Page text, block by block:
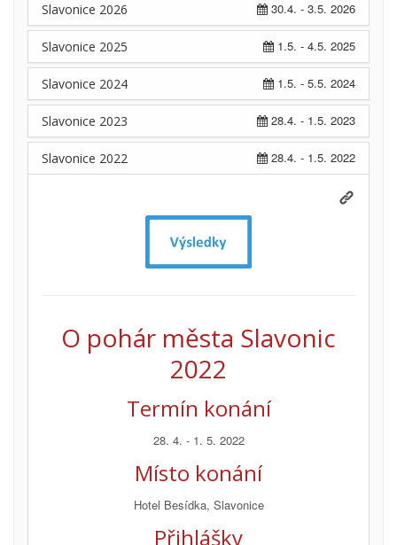
30.4. - 3.5. 2026
Slavonice 2026
1.5. - 4.5. 2025
Slavonice 2025
1.5. - 5.5. 2024
Slavonice 2024
28.4. - 1.5. 2023
Slavonice 2023
28.4. - 1.5. 2022
Slavonice 2022
O pohár města Slavonic
2022
Termín konání
28. 4. - 1. 5. 2022
Místo konání
Hotel Besídka, Slavonice
Přihlášky